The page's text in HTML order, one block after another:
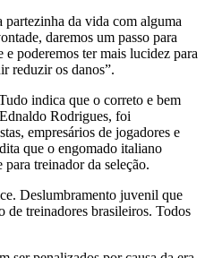
partezinha da vida com alguma
daremos um passo para
e poderemos ter mais lucidez para
reduzir os danos”.
indica que o correto e bem
Rodrigues, foi
empresários de jogadores e
que o engomado italiano
treinador da seleção.
Deslumbramento juvenil que
de treinadores brasileiros. Todos